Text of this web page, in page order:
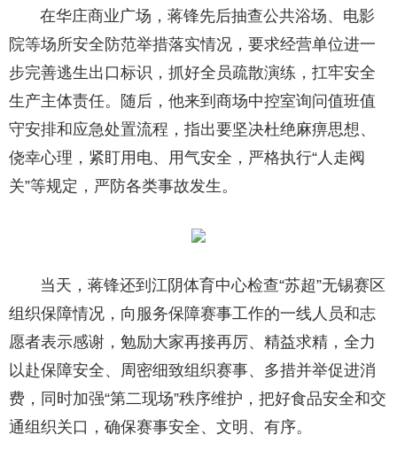
在华庄商业广场，蒋锋先后抽查公共浴场、电影
院等场所安全防范举措落实情况，要求经营单位进一
步完善逃生出口标识，抓好全员疏散演练，扛牢安全
生产主体责任。随后，他来到商场中控室询问值班值
守安排和应急处置流程，指出要坚决杜绝麻痹思想、
侥幸心理，紧盯用电、用气安全，严格执行“人走阀
关”等规定，严防各类事故发生。
当天，蒋锋还到江阴体育中心检查“苏超”无锡赛区
组织保障情况，向服务保障赛事工作的一线人员和志
愿者表示感谢，勉励大家再接再厉、精益求精，全力
以赴保障安全、周密细致组织赛事、多措并举促进消
费，同时加强“第二现场”秩序维护，把好食品安全和交
通组织关口，确保赛事安全、文明、有序。